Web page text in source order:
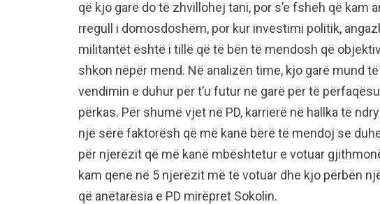
që kjo garë do të zhvillohej tani, por s’e fsheh që kam
rregull i domosdoshëm, por kur investimi politik,
militantët është i tillë që të bën të mendosh që
shkon nëpër mend. Në analizën time, kjo garë mund
vendimin e duhur për t’u futur në garë për të
përkas. Për shumë vjet në PD, karrierë në hallka të
një sërë faktorësh që më kanë bërë të mendoj se
për njerëzit që më kanë mbështetur e votuar
kam qenë në 5 njerëzit më të votuar dhe kjo përbën
që anëtarësia e PD mirëpret Sokolin.